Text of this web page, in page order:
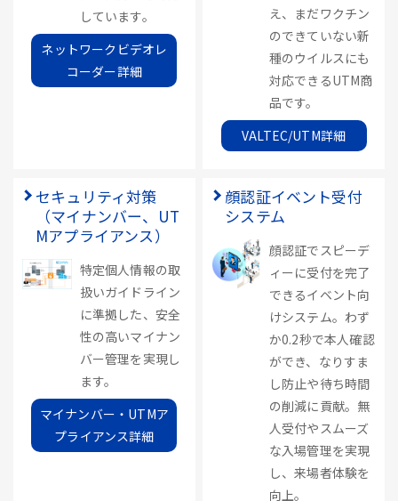
しています。
ネットワークビデオレ
コーダー詳細
え、まだワクチン
のできていない新
種のウイルスにも
対応できるUTM商
品です。
VALTEC/UTM詳細
セキュリティ対策
（マイナンバー、UT
Mアプライアンス）
特定個人情報の取
扱いガイドライン
に準拠した、安全
性の高いマイナン
バー管理を実現し
ます。
マイナンバー・UTMア
プライアンス詳細
顔認証イベント受付
システム
顔認証でスピーデ
ィーに受付を完了
できるイベント向
けシステム。わず
か0.2秒で本人確認
ができ、なりすま
し防止や待ち時間
の削減に貢献。無
人受付やスムーズ
な入場管理を実現
し、来場者体験を
向上。